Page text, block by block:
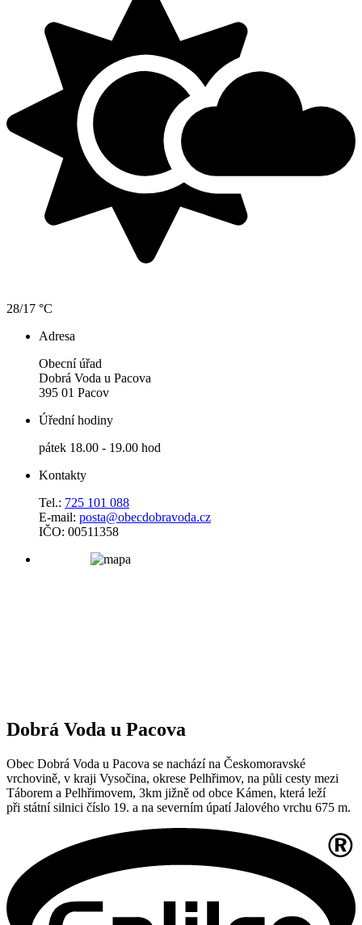
28/17 °C
Adresa
Obecní úřad
Dobrá Voda u Pacova
395 01 Pacov
Úřední hodiny
pátek 18.00 - 19.00 hod
Kontakty
Tel.: 725 101 088
E-mail: posta@obecdobravoda.cz
IČO: 00511358
Dobrá Voda u Pacova
Obec Dobrá Voda u Pacova se nachází na Českomoravské
vrchovině, v kraji Vysočina, okrese Pelhřimov, na půli cesty mezi
Táborem a Pelhřimovem, 3km jižně od obce Kámen, která leží
při státní silnici číslo 19. a na severním úpatí Jalového vrchu 675 m.